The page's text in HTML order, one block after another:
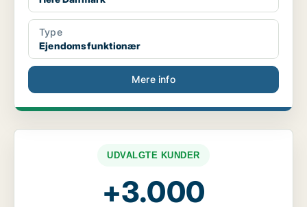
Type
Ejendomsfunktionær
Mere info
UDVALGTE KUNDER
+3.000